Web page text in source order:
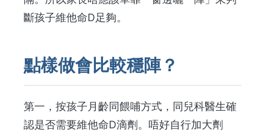
斷孩子維他命D足夠。
點樣做會比較穩陣？
第一，按孩子月齡同餵哺方式，同兒科醫生確
認是否需要維他命D滴劑。唔好自行加大劑